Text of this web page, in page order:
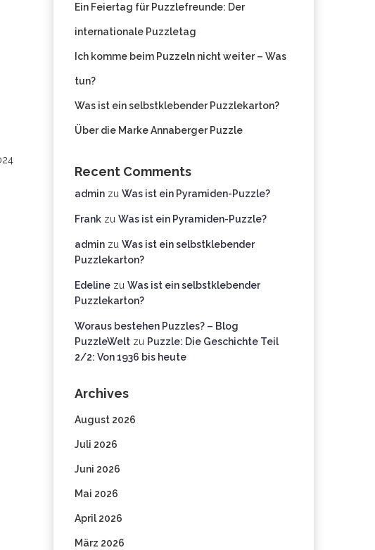
Ein Feiertag für Puzzlefreunde: Der
internationale Puzzletag
Ich komme beim Puzzeln nicht weiter – Was
tun?
Was ist ein selbstklebender Puzzlekarton?
Über die Marke Annaberger Puzzle
Recent Comments
admin zu Was ist ein Pyramiden-Puzzle?
Frank zu Was ist ein Pyramiden-Puzzle?
admin zu Was ist ein selbstklebender
Puzzlekarton?
Edeline zu Was ist ein selbstklebender
Puzzlekarton?
Woraus bestehen Puzzles? – Blog
PuzzleWelt zu Puzzle: Die Geschichte Teil
2/2: Von 1936 bis heute
Archives
August 2026
Juli 2026
Juni 2026
Mai 2026
April 2026
März 2026